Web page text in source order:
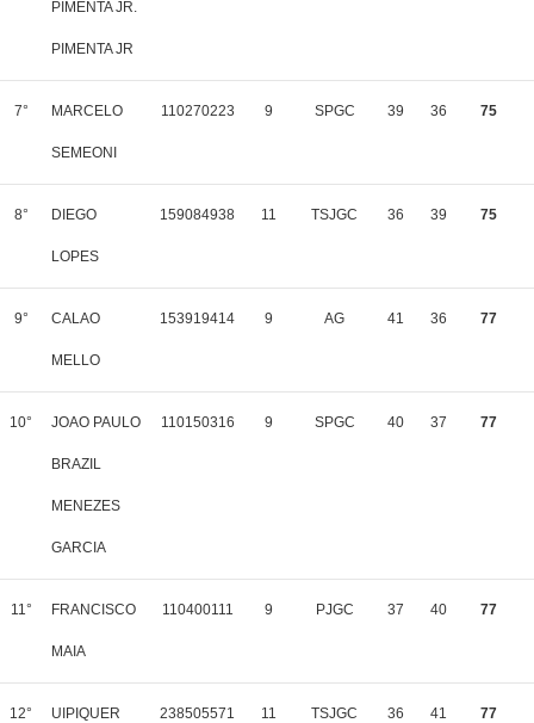
PIMENTA JR.
PIMENTA JR
7° MARCELO
SEMEONI
110270223 9 SPGC 39 36 75
8° DIEGO
LOPES
159084938 11 TSJGC 36 39 75
9° CALAO
MELLO
153919414 9 AG 41 36 77
10° JOAO PAULO
BRAZIL
MENEZES
GARCIA
110150316 9 SPGC 40 37 77
11° FRANCISCO
MAIA
110400111 9 PJGC 37 40 77
12° UIPIQUER 238505571 11 TSJGC 36 41 77